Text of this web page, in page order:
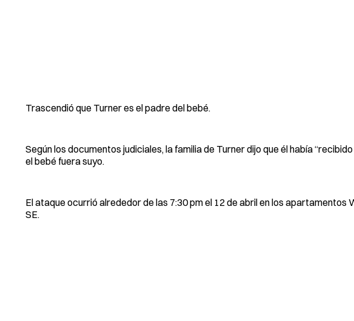
Trascendió que Turner es el padre del bebé.
Según los documentos judiciales, la familia de Turner dijo que él había
el bebé fuera suyo.
El ataque ocurrió alrededor de las 7:30 pm el 12 de abril en los
SE.